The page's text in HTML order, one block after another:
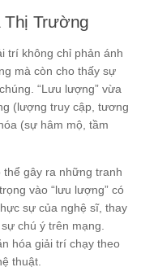
Thị Trường
trí không chỉ phản ánh
mà còn cho thấy sự
“Lưu lượng” vừa
(lượng truy cập, tương
(sự hâm mộ, tầm
thể gây ra những tranh
vào “lưu lượng” có
sự của nghệ sĩ, thay
chú ý trên mạng.
hóa giải trí chạy theo
thuật.